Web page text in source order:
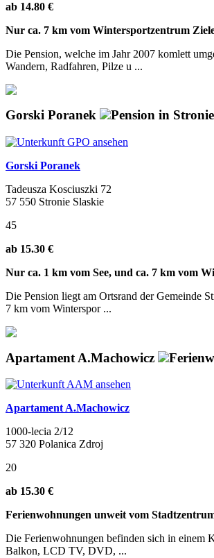
ab 14.80 €
Nur ca. 7 km vom Wintersportzentrum
Die Pension, welche im Jahr 2007 komlett
Wandern, Radfahren, Pilze u ...
Gorski Poranek Pension in
Gorski Poranek
Tadeusza Kosciuszki 72
57 550 Stronie Slaskie
45
ab 15.30 €
Nur ca. 1 km vom See, und ca. 7 km vom
Die Pension liegt am Ortsrand der Gemeinde
7 km vom Winterspor ...
Apartament A.Machowicz
Apartament A.Machowicz
1000-lecia 2/12
57 320 Polanica Zdroj
20
ab 15.30 €
Ferienwohnungen unweit vom
Die Ferienwohnungen befinden sich in einem
Balkon, LCD TV, DVD, ...